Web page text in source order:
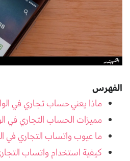
الفهرس
ماذا يعني حساب تجاري في
مميزات الحساب التجاري في
ما عيوب واتساب التجاري في
كيفية استخدام واتساب